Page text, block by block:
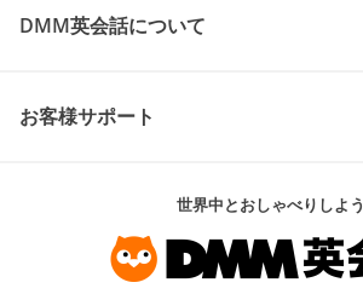
DMM英会話について
お客様サポート
世界中とおしゃべりしよう